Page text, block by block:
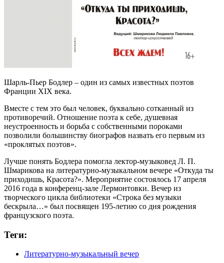
Шарль-Пьер Бодлер – один из самых известных поэтов
Франции XIX века.
Вместе с тем это был человек, буквально сотканный из
противоречий. Отношение поэта к себе, душевная
неустроенность и борьба с собственными пороками
позволили большинству биографов назвать его первым из
«проклятых поэтов».
Лучше понять Бодлера помогла лектор-музыковед Л. П.
Шмарикова на литературно-музыкальном вечере «Откуда ты
приходишь, Красота?». Мероприятие состоялось 17 апреля
2016 года в конференц-зале Лермонтовки. Вечер из
творческого цикла библиотеки «Строка без музыки
бескрыла…» был посвящен 195-летию со дня рождения
французского поэта.
Теги:
Литературно-музыкальный вечер